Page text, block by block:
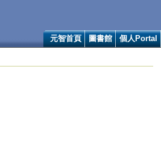
元智首頁 圖書館 個人Portal